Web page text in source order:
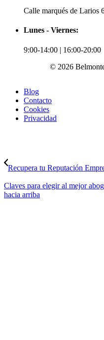
Calle marqués de Larios
Lunes - Viernes:
9:00-14:00 | 16:00-20:00
© 2026
Blog
Contacto
Cookies
Privacidad
Recupera tu Reputación
Claves para elegir al mejor
hacia arriba